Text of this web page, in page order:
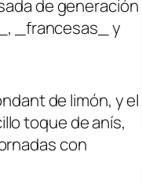
de generación
_francesas_ y
de limón, y el
toque de anís,
con